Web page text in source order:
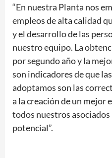
“En nuestra Planta nos
empleos de alta calidad
y el desarrollo de las
nuestro equipo. La
por segundo año y la
son indicadores de que
adoptamos son las
a la creación de un mejor
todos nuestros
potencial”.